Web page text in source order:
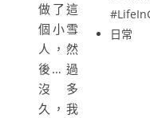
做了這
個小雪
人，然
後… 過
沒多
久，我